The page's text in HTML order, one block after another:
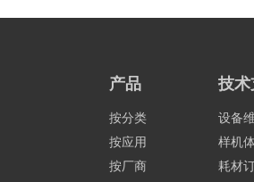
产品
按分类
按应用
按厂商
技
设备
样机
耗材